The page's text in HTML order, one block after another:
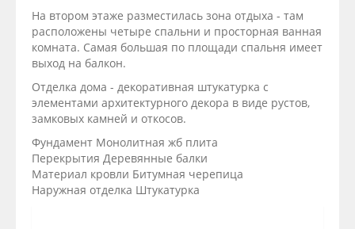
На втором этаже разместилась зона отдыха - там
расположены четыре спальни и просторная ванная
комната. Самая большая по площади спальня имеет
выход на балкон.
Отделка дома - декоративная штукатурка с
элементами архитектурного декора в виде рустов,
замковых камней и откосов.
Фундамент Монолитная жб плита
Перекрытия Деревянные балки
Материал кровли Битумная черепица
Наружная отделка Штукатурка